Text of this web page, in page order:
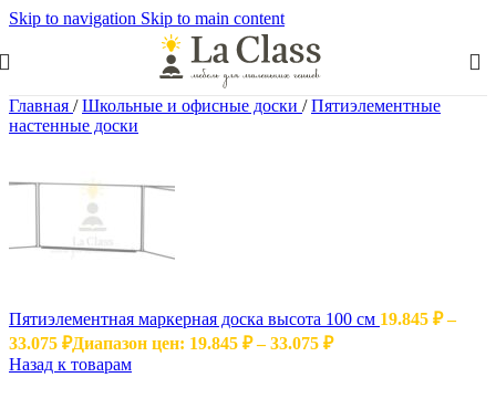
Skip to navigation Skip to main content
Главная / Школьные и офисные доски / Пятиэлементные
настенные доски
Пятиэлементная маркерная доска высота 100 см 19.845 ₽ –
33.075 ₽Диапазон цен: 19.845 ₽ – 33.075 ₽
Назад к товарам